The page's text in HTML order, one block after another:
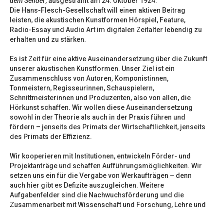
Die Hans-Flesch-Gesellschaft will einen aktiven Beitrag
leisten, die akustischen Kunstformen Hörspiel, Feature,
Radio-Essay und Audio Art im digitalen Zeitalter lebendig zu
erhalten und zu stärken.
Es ist Zeit für eine aktive Auseinandersetzung über die Zukunft
unserer akustischen Kunstformen. Unser Ziel ist ein
Zusammenschluss von Autoren, Komponistinnen,
Tonmeistern, Regisseurinnen, Schauspielern,
Schnittmeisterinnen und Produzenten, also von allen, die
Hörkunst schaffen. Wir wollen diese Auseinandersetzung
sowohl in der Theorie als auch in der Praxis führen und
fördern – jenseits des Primats der Wirtschaftlichkeit, jenseits
des Primats der Effizienz.
Wir kooperieren mit Institutionen, entwickeln Förder- und
Projektanträge und schaffen Aufführungsmöglichkeiten. Wir
setzen uns ein für die Vergabe von Werkaufträgen – denn
auch hier gibt es Defizite auszugleichen. Weitere
Aufgabenfelder sind die Nachwuchsförderung und die
Zusammenarbeit mit Wissenschaft und Forschung, Lehre und